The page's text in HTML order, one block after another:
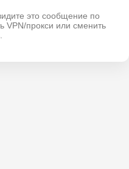
это сообщение по
VPN/прокси или сменить